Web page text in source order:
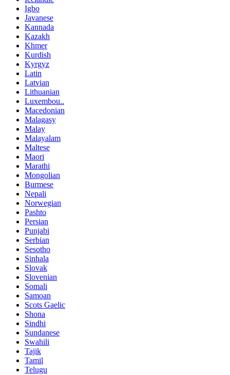
Igbo
Javanese
Kannada
Kazakh
Khmer
Kurdish
Kyrgyz
Latin
Latvian
Lithuanian
Luxembou..
Macedonian
Malagasy
Malay
Malayalam
Maltese
Maori
Marathi
Mongolian
Burmese
Nepali
Norwegian
Pashto
Persian
Punjabi
Serbian
Sesotho
Sinhala
Slovak
Slovenian
Somali
Samoan
Scots Gaelic
Shona
Sindhi
Sundanese
Swahili
Tajik
Tamil
Telugu